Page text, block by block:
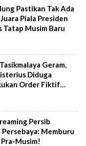
Pastikan Tak Ada
Piala Presiden
Tatap Musim Baru
Geram,
Diduga
Order Fiktif
Persib
Persebaya: Memburu
Musim!